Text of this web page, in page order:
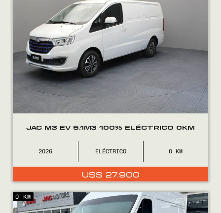
JAC M3 EV 5.1M3 100% ELÉCTRICO 0KM
2026 ELÉCTRICO 0
U$S 27.900
0 KM